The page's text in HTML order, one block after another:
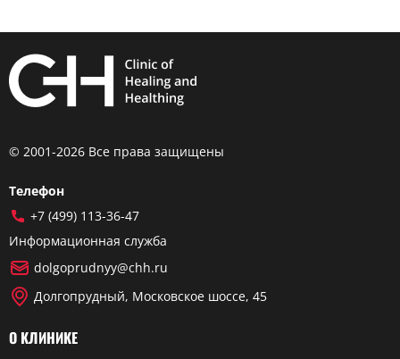
© 2001-2026 Все права защищены
Телефон
+7 (499) 113-36-47
Информационная служба
dolgoprudnyy@chh.ru
Долгопрудный, Московское шоссе, 45
О КЛИНИКЕ